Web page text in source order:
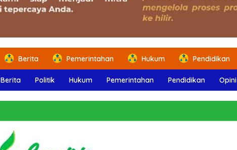
Berita Pemerintahan Hukum Pendidikan
Berita Politik Hukum Pemerintahan Pendidikan Opini